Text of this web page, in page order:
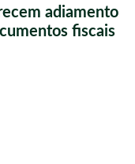
adiamento
fiscais